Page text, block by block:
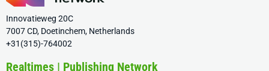
Innovatieweg 20C
7007 CD, Doetinchem, Netherlands
+31(315)-764002
Realtimes | Publishing Network